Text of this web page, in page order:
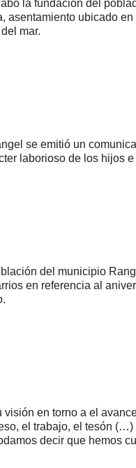
la fundación del
asentamiento ubicado
mar.
se emitió un
laborioso de los hijos
del municipio
en referencia al
en torno a el
el trabajo, el tesón
decir que hemos